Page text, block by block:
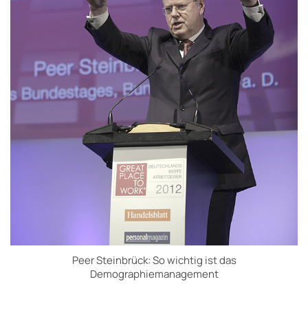
Peer Steinbrück: So wichtig ist das
Demographiemanagement